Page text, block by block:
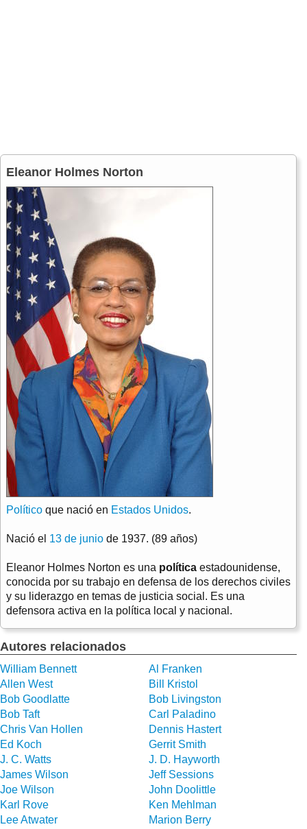
Eleanor Holmes Norton
Político que nació en Estados Unidos.
Nació el 13 de junio de 1937. (89 años)
Eleanor Holmes Norton es una política estadounidense,
conocida por su trabajo en defensa de los derechos civiles
y su liderazgo en temas de justicia social. Es una
defensora activa en la política local y nacional.
Autores relacionados
William Bennett
Al Franken
Allen West
Bill Kristol
Bob Goodlatte
Bob Livingston
Bob Taft
Carl Paladino
Chris Van Hollen
Dennis Hastert
Ed Koch
Gerrit Smith
J. C. Watts
J. D. Hayworth
James Wilson
Jeff Sessions
Joe Wilson
John Doolittle
Karl Rove
Ken Mehlman
Lee Atwater
Marion Berry